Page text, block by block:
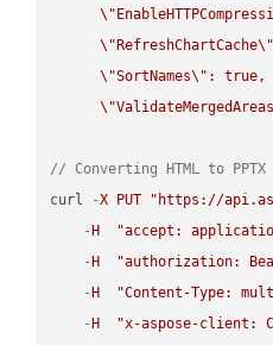
\"
\" RefreshChartCache\"
\"SortNames\" :
\"
// Converting HTML to PPTX
curl
-X PUT
"https://
- H
"accept:
- H
"authorization:
- H
"Content-Type:
- H "x-aspose-client: